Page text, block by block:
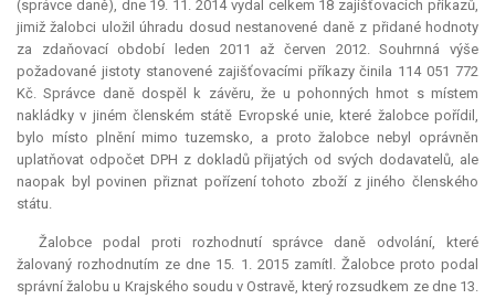
(správce daně), dne 19. 11. 2014 vydal celkem 18 zajišťovacích příkazů,
jimiž žalobci uložil úhradu dosud nestanovené daně z přidané hodnoty
za zdaňovací období leden 2011 až červen 2012. Souhrnná výše
požadované jistoty stanovené zajišťovacími příkazy činila 114 051 772
Kč. Správce daně dospěl k závěru, že u pohonných hmot s místem
nakládky v jiném členském státě Evropské unie, které žalobce pořídil,
bylo místo plnění mimo tuzemsko, a proto žalobce nebyl oprávněn
uplatňovat odpočet DPH z dokladů přijatých od svých dodavatelů, ale
naopak byl povinen přiznat pořízení tohoto zboží z jiného členského
státu.
Žalobce podal proti rozhodnutí správce daně odvolání, které
žalovaný rozhodnutím ze dne 15. 1. 2015 zamítl. Žalobce proto podal
správní žalobu u Krajského soudu v Ostravě, který rozsudkem ze dne 13.